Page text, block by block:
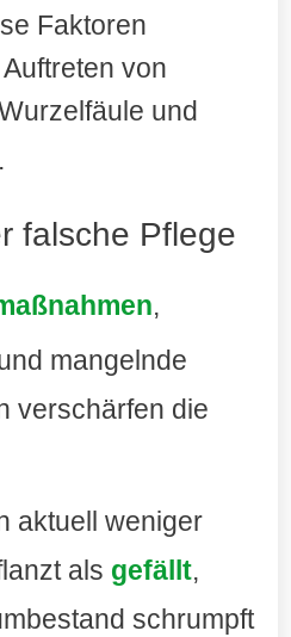
Faktoren
von
und
.
falsche Pflege
,
mangelnde
verschärfen die
aktuell weniger
als gefällt,
schrumpft